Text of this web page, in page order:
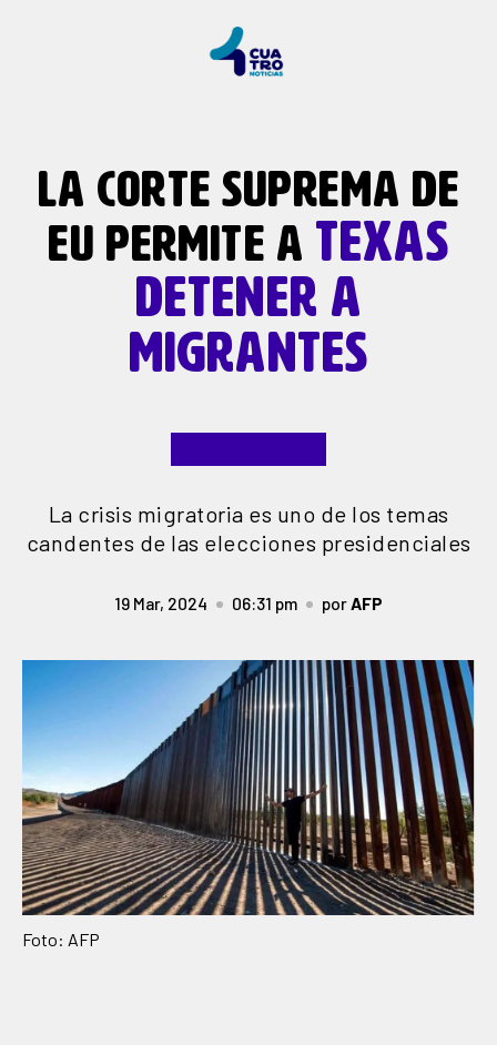
LA CORTE SUPREMA DE
EU PERMITE A TEXAS
DETENER A
MIGRANTES
La crisis migratoria es uno de los temas
candentes de las elecciones presidenciales
19 Mar, 2024 06:31 pm porAFP
Foto: AFP